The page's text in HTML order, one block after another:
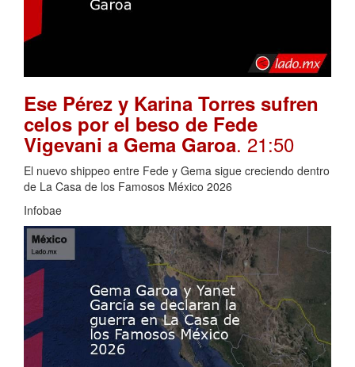
Ese Pérez y Karina Torres sufren
celos por el beso de Fede
Vigevani a Gema Garoa. 21:50
El nuevo shippeo entre Fede y Gema sigue creciendo dentro
de La Casa de los Famosos México 2026
Infobae